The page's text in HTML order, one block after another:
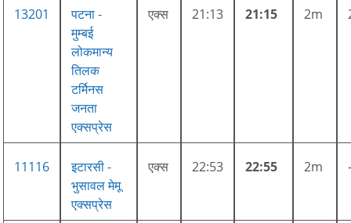
13201
पटना -
मुम्बई
लोकमान्य
तिलक
टर्मिनस
जनता
एक्सप्रेस
एक्स 21:13 21:15 2m
11116
इटारसी -
भुसावल मेमू
एक्सप्रेस
एक्स 22:53 22:55 2m